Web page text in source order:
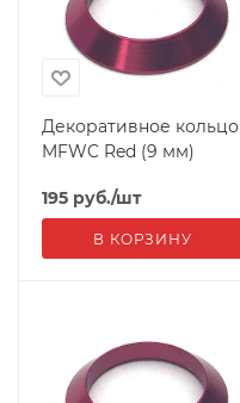
Декоративное кольцо
MFWC Red (9 мм)
195 руб./шт
В КОРЗИНУ